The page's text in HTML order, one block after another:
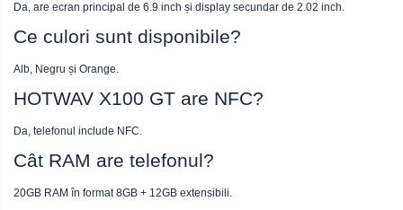
Da, are ecran principal de 6.9 inch și display secundar de 2.02 inch.
Ce culori sunt disponibile?
Alb, Negru și Orange.
HOTWAV X100 GT are NFC?
Da, telefonul include NFC.
Cât RAM are telefonul?
20GB RAM în format 8GB + 12GB extensibili.